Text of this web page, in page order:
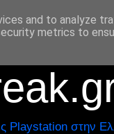
Playstation στην
and to analyze
metrics to